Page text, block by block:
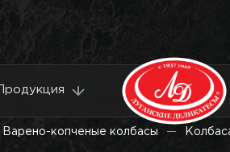
Продукция
Варено-копченые колбасы